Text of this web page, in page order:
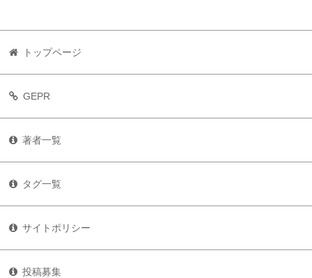
トップページ
GEPR
著者一覧
タグ一覧
サイトポリシー
投稿募集